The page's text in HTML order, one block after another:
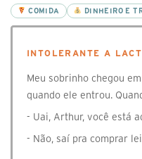
COMIDA DINHEIRO E
INTOLERANTE A
Meu sobrinho chegou
quando ele entrou.
- Uai, Arthur, você está
- Não, saí pra comprar